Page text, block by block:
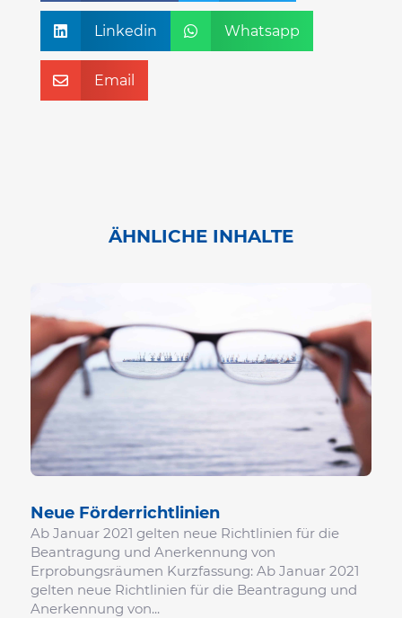
 Linkedin  Whatsapp
 Email
ÄHNLICHE INHALTE
Neue Förder­richt­li­nien
Ab Januar 2021 gelten neue Richtlinien für die
Beantragung und Anerkennung von
Erprobungsräumen Kurzfassung: Ab Januar 2021
gelten neue Richtlinien für die Beantragung und
Anerkennung von...